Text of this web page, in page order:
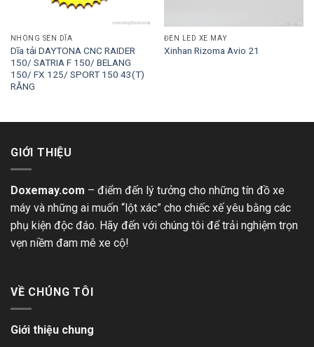
NHÔNG SÊN DĨA
Dĩa tải DAYTONA CNC RAIDER
150/ SATRIA F 150/ BELANG
150/ FX 125/ SPORT 150 43(T)
RĂNG
ĐÈN LED XE MÁY
Xinhan Rizoma Avio 21
GIỚI THIỆU
Doxemay.com – điểm đến lý tưởng cho những tín đồ xe
máy và những ai muốn “lột xác” cho chiếc xế yêu bằng các
phụ kiện độc đáo. Hãy đến với chúng tôi để trải nghiệm trọn
vẹn niềm đam mê xe cộ!
VỀ CHÚNG TÔI
Giới thiệu chung